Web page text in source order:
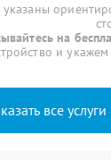
на
и укажем
все услуги